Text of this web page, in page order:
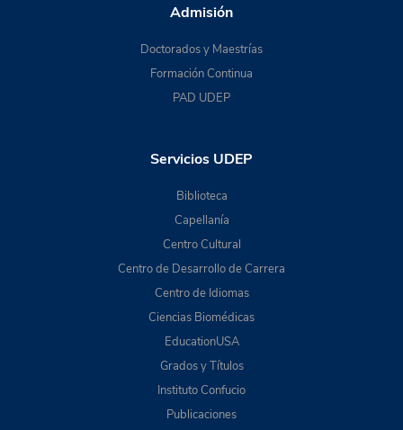
Admisión
Doctorados y Maestrías
Formación Continua
PAD UDEP
Servicios UDEP
Biblioteca
Capellanía
Centro Cultural
Centro de Desarrollo de Carrera
Centro de Idiomas
Ciencias Biomédicas
EducationUSA
Grados y Títulos
Instituto Confucio
Publicaciones